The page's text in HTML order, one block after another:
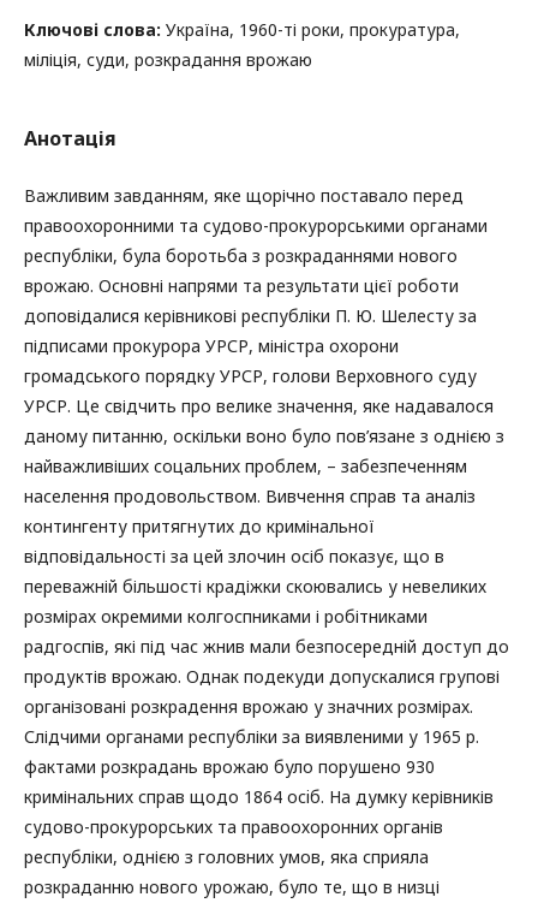
Ключові слова: Україна, 1960-ті роки, прокуратура,
міліція, суди, розкрадання врожаю
Анотація
Важливим завданням, яке щорічно поставало перед
правоохоронними та судово-прокурорськими органами
республіки, була боротьба з розкраданнями нового
врожаю. Основні напрями та результати цієї роботи
доповідалися керівникові республіки П. Ю. Шелесту за
підписами прокурора УРСР, міністра охорони
громадського порядку УРСР, голови Верховного суду
УРСР. Це свідчить про велике значення, яке надавалося
даному питанню, оскільки воно було пов’язане з однією з
найважливіших соцальних проблем, – забезпеченням
населення продовольством. Вивчення справ та аналіз
контингенту притягнутих до кримінальної
відповідальності за цей злочин осіб показує, що в
переважній більшості крадіжки скоювались у невеликих
розмірах окремими колгоспниками і робітниками
радгоспів, які під час жнив мали безпосередній доступ до
продуктів врожаю. Однак подекуди допускалися групові
організовані розкрадення врожаю у значних розмірах.
Слідчими органами республіки за виявленими у 1965 р.
фактами розкрадань врожаю було порушено 930
кримінальних справ щодо 1864 ociб. На думку керівників
судово-прокурорських та правоохоронних органів
республіки, однією з головних умов, яка сприяла
розкраданню нового урожаю, було те, що в низці